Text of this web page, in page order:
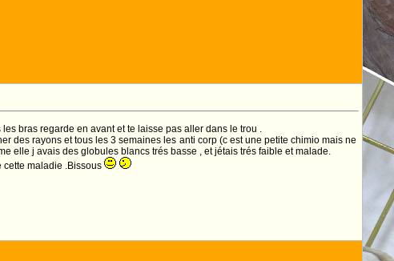
bras regarde en avant et te laisse pas aller dans le trou .
des rayons et tous les 3 semaines les anti corp (c est une petite chimio mais ne
elle j avais des globules blancs trés basse , et jétais trés faible et malade.
cette maladie .Bissous